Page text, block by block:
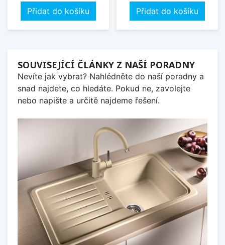
Přidat do košíku Přidat do košíku
SOUVISEJÍCÍ ČLÁNKY Z NAŠÍ PORADNY
Nevíte jak vybrat? Nahlédněte do naší poradny a
snad najdete, co hledáte. Pokud ne, zavolejte
nebo napište a určitě najdeme řešení.